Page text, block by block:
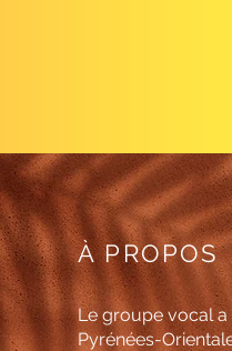
À PROPOS
Le groupe vocal a
Pyrénées-